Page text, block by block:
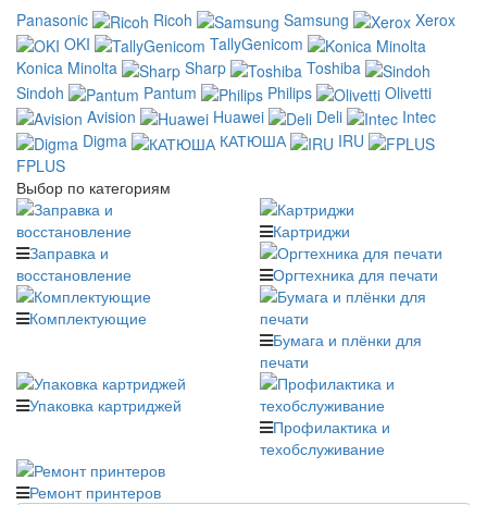
Panasonic
Ricoh Samsung
Xerox
OKI
TallyGenicom
Konica Minolta
Sharp
Toshiba
Sindoh
Pantum Philips
Olivetti
Avision
Huawei Deli
Intec
Digma
КАТЮША
IRU
FPLUS
Выбор по категориям
Заправка и
восстановление
Картриджи
Оргтехника для печати
Комплектующие
Бумага и плёнки для
печати
Упаковка картриджей
Профилактика и
техобслуживание
Ремонт принтеров